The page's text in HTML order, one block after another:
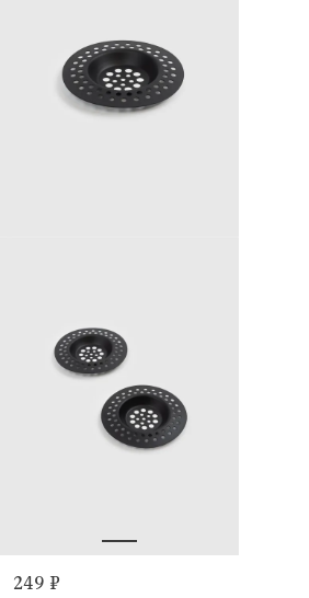
249 ₽